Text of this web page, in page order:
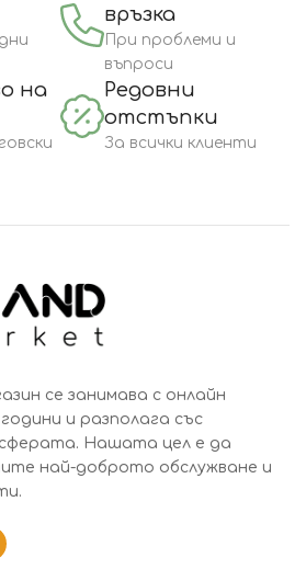
връзка
При проблеми и
въпроси
на
Редовни
отстъпки
За всички клиенти
се занимава с онлайн
и разполага със
Нашата цел е да
най-доброто обслужване и